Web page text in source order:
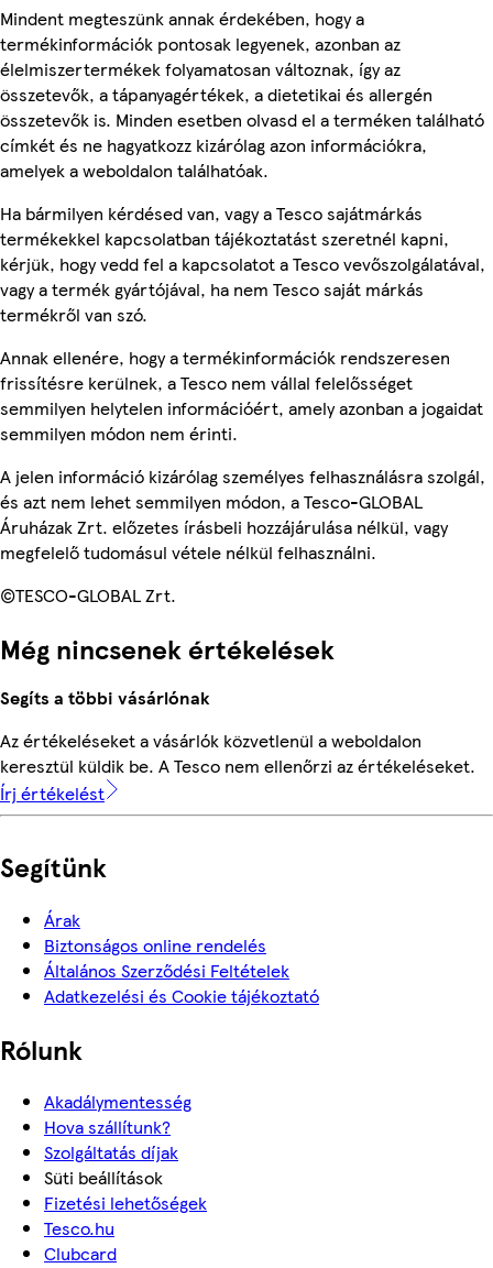
Mindent megteszünk annak érdekében, hogy a
termékinformációk pontosak legyenek, azonban az
élelmiszertermékek folyamatosan változnak, így az
összetevők, a tápanyagértékek, a dietetikai és allergén
összetevők is. Minden esetben olvasd el a terméken található
címkét és ne hagyatkozz kizárólag azon információkra,
amelyek a weboldalon találhatóak.
Ha bármilyen kérdésed van, vagy a Tesco sajátmárkás
termékekkel kapcsolatban tájékoztatást szeretnél kapni,
kérjük, hogy vedd fel a kapcsolatot a Tesco vevőszolgálatával,
vagy a termék gyártójával, ha nem Tesco saját márkás
termékről van szó.
Annak ellenére, hogy a termékinformációk rendszeresen
frissítésre kerülnek, a Tesco nem vállal felelősséget
semmilyen helytelen információért, amely azonban a jogaidat
semmilyen módon nem érinti.
A jelen információ kizárólag személyes felhasználásra szolgál,
és azt nem lehet semmilyen módon, a Tesco-GLOBAL
Áruházak Zrt. előzetes írásbeli hozzájárulása nélkül, vagy
megfelelő tudomásul vétele nélkül felhasználni.
©TESCO-GLOBAL Zrt.
Még nincsenek értékelések
Segíts a többi vásárlónak
Az értékeléseket a vásárlók közvetlenül a weboldalon
keresztül küldik be. A Tesco nem ellenőrzi az értékeléseket.
Írj értékelést
Segítünk
Árak
Biztonságos online rendelés
Általános Szerződési Feltételek
Adatkezelési és Cookie tájékoztató
Rólunk
Akadálymentesség
Hova szállítunk?
Szolgáltatás díjak
Süti beállítások
Fizetési lehetőségek
Tesco.hu
Clubcard